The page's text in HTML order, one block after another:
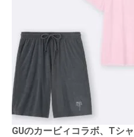
GUのカービィコラボ、Tシ